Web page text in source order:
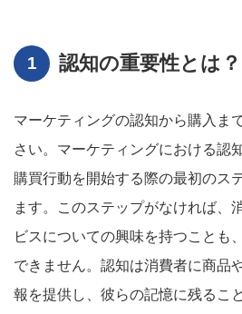
認知の重要性とは？
マーケティングの認知から購入ま
さい。マーケティングにおける認
購買行動を開始する際の最初のス
ます。このステップがなければ、
ビスについての興味を持つことも
できません。認知は消費者に商品
報を提供し、彼らの記憶に残るこ